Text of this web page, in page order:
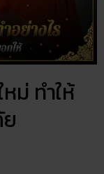
ม่ ทำให้